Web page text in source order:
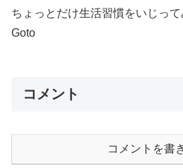
ちょっとだけ生活習慣をいじって
Goto
コメント
コメントを書